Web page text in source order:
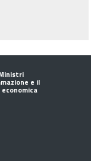
e il